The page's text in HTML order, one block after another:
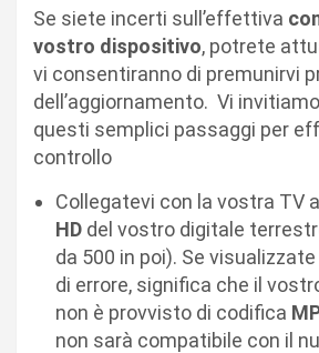
Se siete incerti sull’effettiva
vostro dispositivo, potrete
vi consentiranno di premunirvi
dell’aggiornamento. Vi
questi semplici passaggi per
controllo
Collegatevi con la vostra TV
HD del vostro digitale
da 500 in poi). Se
di errore, significa che il
non è provvisto di codifica
non sarà compatibile con il